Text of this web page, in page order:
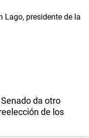
Senado da otro
de los